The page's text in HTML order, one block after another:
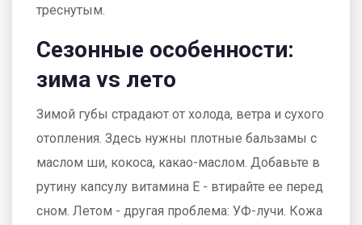
треснутым.
Сезонные особенности:
зима vs лето
Зимой губы страдают от холода, ветра и сухого
отопления. Здесь нужны плотные бальзамы с
маслом ши, кокоса, какао-маслом. Добавьте в
рутину капсулу витамина Е - втирайте ее перед
сном. Летом - другая проблема: УФ-лучи. Кожа